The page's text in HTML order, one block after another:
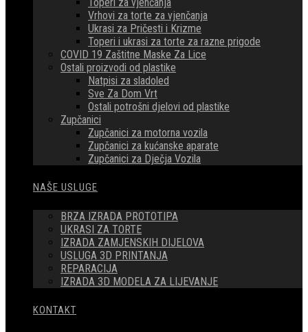
Vrhovi za torte za vjenčanja
Ukrasi za Pričesti i Krizme
Toperi i ukrasi za torte za razne prigode
COVID 19 Zaštitne Maske Za Lice
Ostali proizvodi od plastike
Natpisi za sladoled
Sve Za Dom Vrt
Ostali potrošni djelovi od plastike
Zupčanici
Zupčanici za motorna vozila
Zupčanici za kućanske aparate
Zupčanici za Dječja Vozila
NAŠE USLUGE
BRZA IZRADA PROTOTIPA
UKRASI ZA TORTE
IZRADA ZAMJENSKIH DIJELOVA
USLUGA 3D PRINTANJA
REPARACIJA
IZRADA 3D MODELA ZA LIJEVANJE
KONTAKT